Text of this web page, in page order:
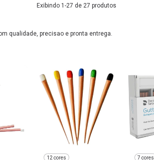
Exibindo 1-27 de 27 produtos
qualidade, precisao e pronta entrega.
12 cores 7 cores